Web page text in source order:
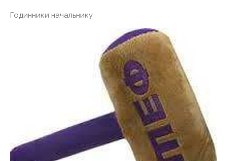
Годинники начальнику